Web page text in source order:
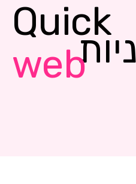
Quick
web